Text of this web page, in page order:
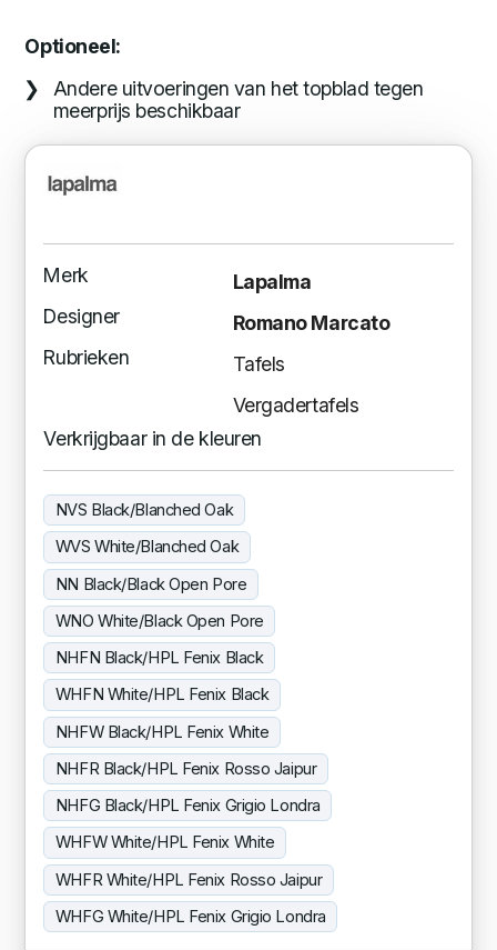
Optioneel:
Andere uitvoeringen van het topblad tegen
meerprijs beschikbaar
Merk
Lapalma
Designer
Romano Marcato
Rubrieken
Tafels
Vergadertafels
Verkrijgbaar in de kleuren
NVS Black/Blanched Oak
WVS White/Blanched Oak
NN Black/Black Open Pore
WNO White/Black Open Pore
NHFN Black/HPL Fenix Black
WHFN White/HPL Fenix Black
NHFW Black/HPL Fenix White
NHFR Black/HPL Fenix Rosso Jaipur
NHFG Black/HPL Fenix Grigio Londra
WHFW White/HPL Fenix White
WHFR White/HPL Fenix Rosso Jaipur
WHFG White/HPL Fenix Grigio Londra